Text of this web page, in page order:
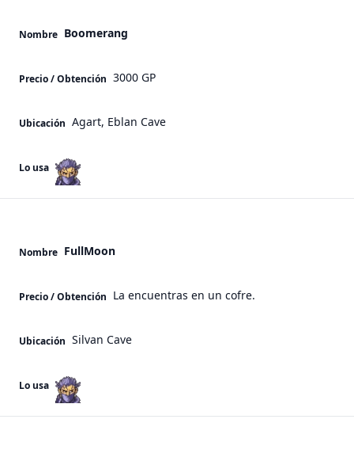
Nombre Boomerang
Precio / Obtención 3000 GP
Ubicación Agart, Eblan Cave
Lo usa
Nombre FullMoon
Precio / Obtención La encuentras en un cofre.
Ubicación Silvan Cave
Lo usa